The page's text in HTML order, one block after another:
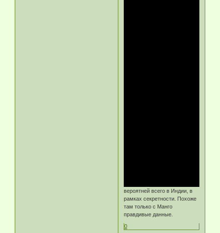
вероятней всего в Индии, в
рамках секретности. Похоже
там только с Манго
правдивые данные.
0